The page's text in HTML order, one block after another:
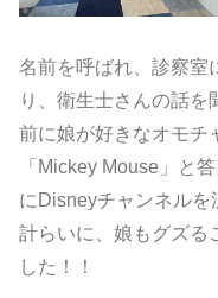
名前を呼ばれ、診察室
り、衛生士さんの話
前に娘が好きなオモチ
「Mickey Mouse」と
にDisneyチャンネルを
計らいに、娘もグズる
した！！